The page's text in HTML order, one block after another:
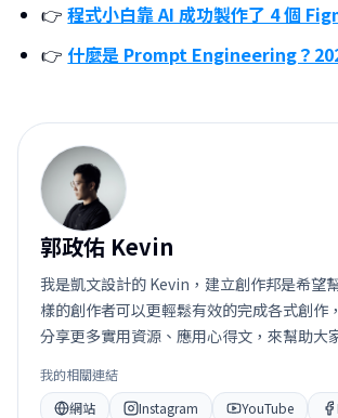
👉程式小白靠 AI 成功製作了 4 個
👉 什麼是 Prompt Engineering？
郭
郭政佑 Kevin
我是凱文設計的 Kevin，建立創作邦是希望
樣的創作者可以更輕鬆有效的完成各式創作
分享更多實用資源、應用心得文，來幫助大
我的相關連結
網站
Instagram YouTube